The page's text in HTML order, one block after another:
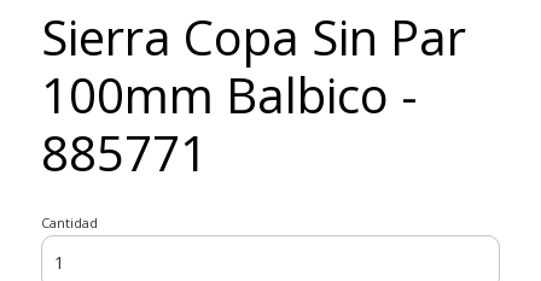
Sierra Copa Sin Par
100mm Balbico -
885771
Cantidad